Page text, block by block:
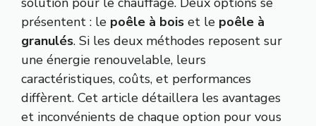
présentent : le poêle à bois et le poêle à
granulés. Si les deux méthodes reposent sur
une énergie renouvelable, leurs
caractéristiques, coûts, et performances
diffèrent. Cet article détaillera les avantages
et inconvénients de chaque option pour vous